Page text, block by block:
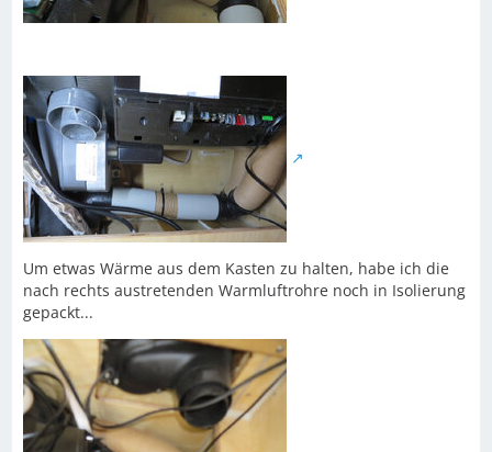
Um etwas Wärme aus dem Kasten zu halten, habe ich die
nach rechts austretenden Warmluftrohre noch in Isolierung
gepackt...